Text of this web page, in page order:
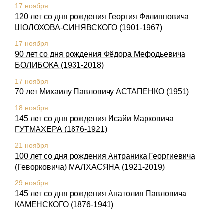
17 ноября
120 лет со дня рождения Георгия Филипповича
ШОЛОХОВА-СИHЯВСКОГО (1901-1967)
17 ноября
90 лет со дня рождения Фёдора Мефодьевича
БОЛИБОКА (1931-2018)
17 ноября
70 лет Михаилу Павловичу АСТАПЕНКО (1951)
18 ноября
145 лет со дня рождения Исайи Марковича
ГУТМАХЕРА (1876-1921)
21 ноября
100 лет со дня рождения Антраника Георгиевича
(Геворковича) МАЛХАСЯНА (1921-2019)
29 ноября
145 лет со дня рождения Анатолия Павловича
КАМЕНСКОГО (1876-1941)